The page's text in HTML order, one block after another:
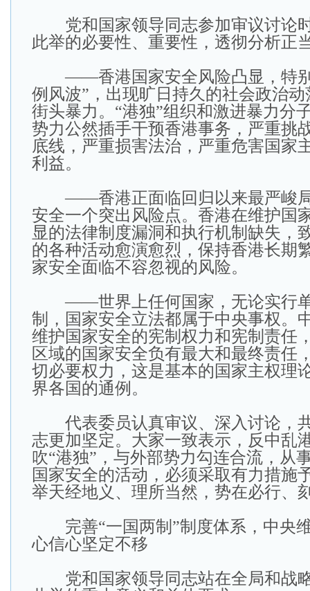
党和国家领导同志参加审议讨论
此举的必要性、重要性，透彻分析正
——香港国家安全风险凸显，特别
例风波”，出现旷日持久的社会政治
街头暴力。“港独”组织和激进暴力分
势力公然插手干预香港事务，严重挑
底线，严重损害法治，严重危害国家
利益。
——香港正面临回归以来最严峻局
安全一个突出风险点。香港在维护国
显的法律制度漏洞和执行机制缺失，
的各种活动愈演愈烈，保持香港长期
家安全面临不容忽视的风险。
——世界上任何国家，无论实行单
制，国家安全立法都属于中央事权。
维护国家安全的宪制权力和宪制责任
区域的国家安全负有最大和最终责任
切必要权力，这是基本的国家主权理
界各国的通例。
代表委员认真审议、深入讨论，
志更加坚定。大家一致表示，反中乱
吹“港独”，与外部势力勾连合流，从
国家安全的活动，必须采取有力措施
举天经地义、理所当然，势在必行、
完善“一国两制”制度体系，中央维
心信心坚定不移
党和国家领导同志站在全局和战